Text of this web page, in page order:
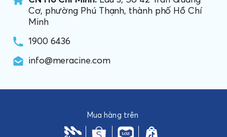
Cơ, phường Phú Thạnh, thành phố Hồ Chí
Minh
1900 6436
info@meracine.com
Mua hàng trên